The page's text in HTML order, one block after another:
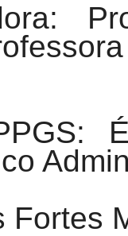
Fortes